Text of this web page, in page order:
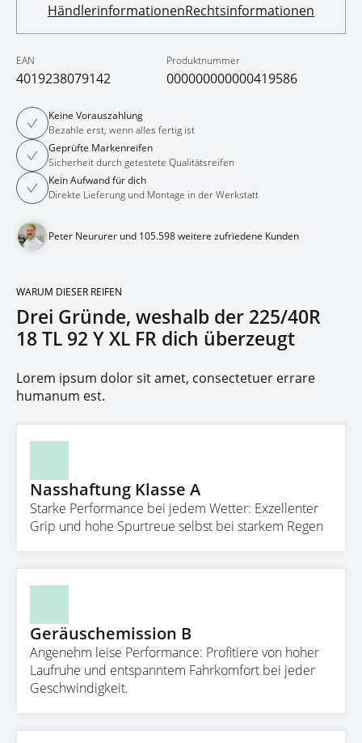
HändlerinformationenRechtsinformationen
EAN
4019238079142
Produktnummer
000000000000419586
Keine Vorauszahlung
Bezahle erst, wenn alles fertig ist
Geprüfte Markenreifen
Sicherheit durch getestete Qualitätsreifen
Kein Aufwand für dich
Direkte Lieferung und Montage in der Werkstatt
Peter Neururer und 105.598 weitere zufriedene Kunden
WARUM DIESER REIFEN
Drei Gründe, weshalb der 225/40R
18 TL 92 Y XL FR dich überzeugt
Lorem ipsum dolor sit amet, consectetuer errare
humanum est.
Nasshaftung Klasse A
Starke Performance bei jedem Wetter: Exzellenter
Grip und hohe Spurtreue selbst bei starkem Regen
Geräuschemission B
Angenehm leise Performance: Profitiere von hoher
Laufruhe und entspanntem Fahrkomfort bei jeder
Geschwindigkeit.